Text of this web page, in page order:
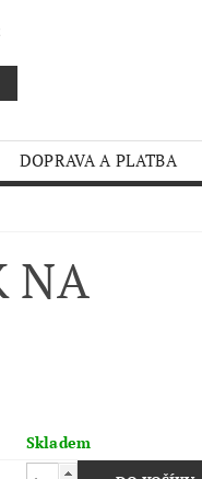
DOPRAVA A PLATBA
NA
Skladem